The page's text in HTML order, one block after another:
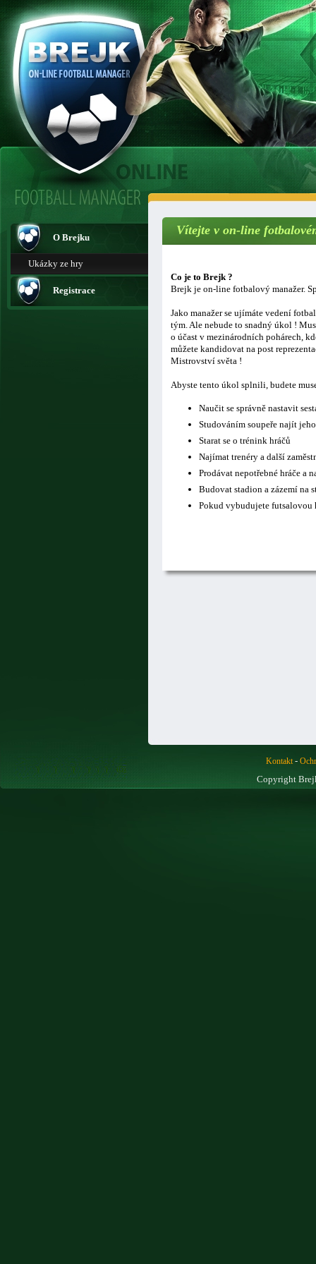
O Brejku
Ukázky ze hry
Registrace
Vítejte v on-line
Co je to Brejk ?
Brejk je on-line fotbalový manažer.
Jako manažer se ujímáte vedení
tým. Ale nebude to snadný úkol !
o účast v mezinárodních pohárech,
můžete kandidovat na post
Mistrovství světa !
Abyste tento úkol splnili, budete
Naučit se správně nastavit
Studováním soupeře najít
Starat se o trénink hráčů
Najímat trenéry a další
Prodávat nepotřebné hráče a
Budovat stadion a zázemí na
Pokud vybudujete futsalovou
Kontakt-
Copyright